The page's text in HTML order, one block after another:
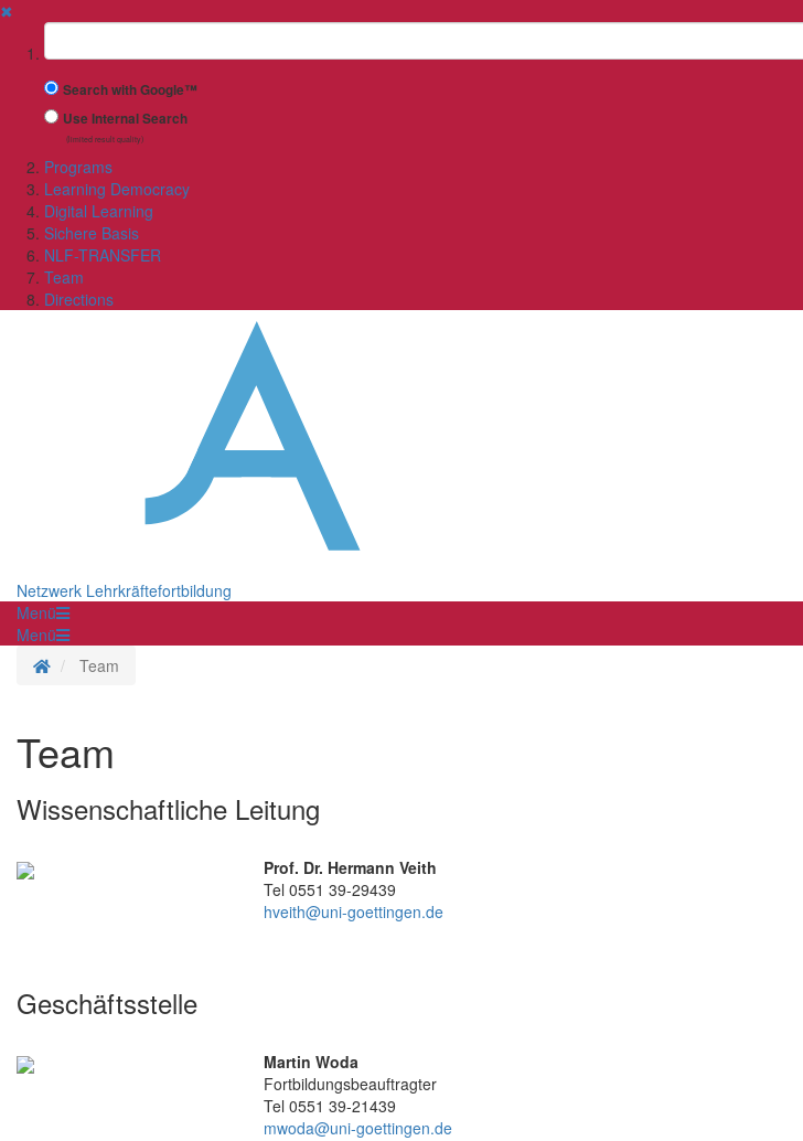
✖
Suchbegriff
Search with Google™
Use Internal Search
(limited result quality)
Programs
Learning Democracy
Digital Learning
Sichere Basis
NLF-TRANSFER
Team
Directions
Netzwerk Lehrkräftefortbildung
Menü
Menü
Homepage
Team
Team
Wissenschaftliche Leitung
Prof. Dr. Hermann Veith
Tel 0551 39-29439
hveith@uni-goettingen.de
Geschäftsstelle
Martin Woda
Fortbildungsbeauftragter
Tel 0551 39-21439
mwoda@uni-goettingen.de